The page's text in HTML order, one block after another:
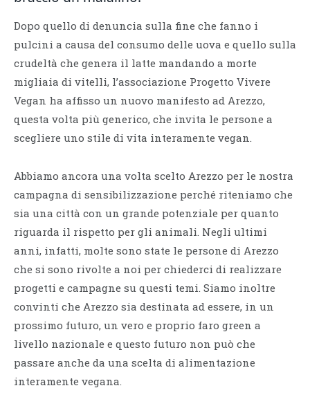
Dopo quello di denuncia sulla fine che fanno i
pulcini a causa del consumo delle uova e quello sulla
crudeltà che genera il latte mandando a morte
migliaia di vitelli, l’associazione Progetto Vivere
Vegan ha affisso un nuovo manifesto ad Arezzo,
questa volta più generico, che invita le persone a
scegliere uno stile di vita interamente vegan.
Abbiamo ancora una volta scelto Arezzo per le nostra
campagna di sensibilizzazione perché riteniamo che
sia una città con un grande potenziale per quanto
riguarda il rispetto per gli animali. Negli ultimi
anni, infatti, molte sono state le persone di Arezzo
che si sono rivolte a noi per chiederci di realizzare
progetti e campagne su questi temi. Siamo inoltre
convinti che Arezzo sia destinata ad essere, in un
prossimo futuro, un vero e proprio faro green a
livello nazionale e questo futuro non può che
passare anche da una scelta di alimentazione
interamente vegana.